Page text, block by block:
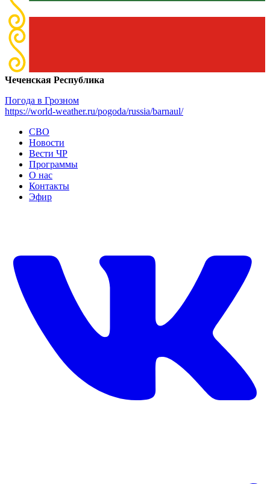
Чеченская Республика
Погода в Грозном
https://world-weather.ru/pogoda/russia/barnaul/
СВО
Новости
Вести ЧР
Программы
О нас
Контакты
Эфир